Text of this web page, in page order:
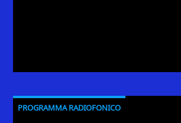
PROGRAMMA RADIOFONICO